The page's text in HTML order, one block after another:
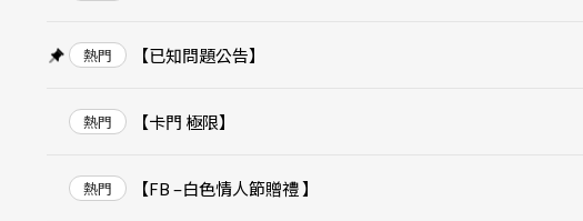
熱門 【已知問題公告】
熱門 【卡門 極限】
熱門 【FB –白色情人節贈禮 】